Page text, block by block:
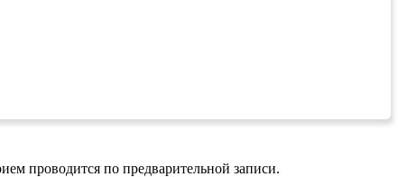
проводится по предварительной записи.